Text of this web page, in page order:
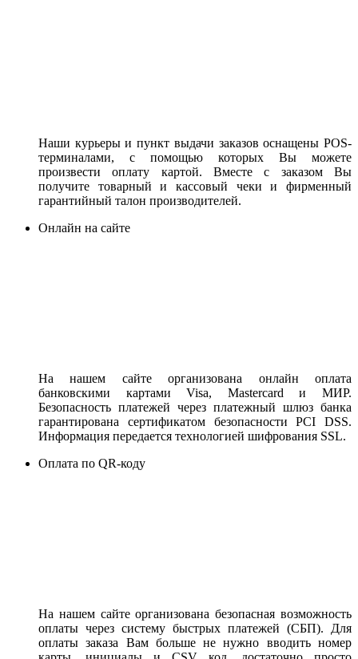
Наши курьеры и пункт выдачи заказов оснащены POS-
терминалами, с помощью которых Вы можете
произвести оплату картой. Вместе с заказом Вы
получите товарный и кассовый чеки и фирменный
гарантийный талон производителей.
Онлайн на сайте
На нашем сайте организована онлайн оплата
банковскими картами Visa, Mastercard и МИР.
Безопасность платежей через платежный шлюз банка
гарантирована сертификатом безопасности PCI DSS.
Информация передается технологией шифрования SSL.
Оплата по QR-коду
На нашем сайте организована безопасная возможность
оплаты через систему быстрых платежей (СБП). Для
оплаты заказа Вам больше не нужно вводить номер